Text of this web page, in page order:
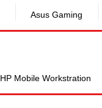
Asus Gaming
HP Mobile Workstration